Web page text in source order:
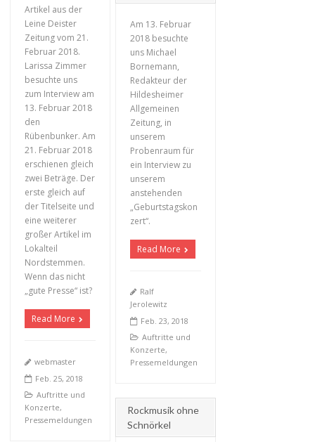
+
Artikel aus der
Leine Deister
Zeitung vom 21.
Februar 2018.
Larissa Zimmer
besuchte uns
zum Interview am
13. Februar 2018
den
Rübenbunker. Am
21. Februar 2018
erschienen gleich
zwei Beträge. Der
erste gleich auf
der Titelseite und
eine weiterer
großer Artikel im
Lokalteil
Nordstemmen.
Wenn das nicht
„gute Presse“ ist?
Read More
webmaster
Feb. 25, 2018
Auftritte und
Konzerte,
Pressemeldungen
+
Am 13. Februar
2018 besuchte
uns Michael
Bornemann,
Redakteur der
Hildesheimer
Allgemeinen
Zeitung, in
unserem
Probenraum für
ein Interview zu
unserem
anstehenden
„Geburtstagskon
zert“.
Read More
Ralf
Jerolewitz
Feb. 23, 2018
Auftritte und
Konzerte,
Pressemeldungen
Rockmusik ohne
Schnörkel